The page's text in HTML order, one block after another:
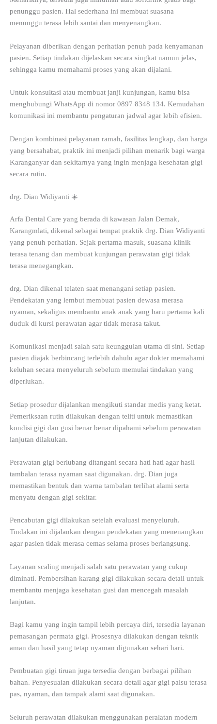
penunggu pasien. Hal sederhana ini membuat suasana
menunggu terasa lebih santai dan menyenangkan.
Pelayanan diberikan dengan perhatian penuh pada kenyamanan
pasien. Setiap tindakan dijelaskan secara singkat namun jelas,
sehingga kamu memahami proses yang akan dijalani.
Untuk konsultasi atau membuat janji kunjungan, kamu bisa
menghubungi WhatsApp di nomor 0897 8348 134. Kemudahan
komunikasi ini membantu pengaturan jadwal agar lebih efisien.
Dengan kombinasi pelayanan ramah, fasilitas lengkap, dan harga
yang bersahabat, praktik ini menjadi pilihan menarik bagi warga
Karanganyar dan sekitarnya yang ingin menjaga kesehatan gigi
secara rutin.
drg. Dian Widiyanti ☀️
Arfa Dental Care yang berada di kawasan Jalan Demak,
Karangmlati, dikenal sebagai tempat praktik drg. Dian Widiyanti
yang penuh perhatian. Sejak pertama masuk, suasana klinik
terasa tenang dan membuat kunjungan perawatan gigi tidak
terasa menegangkan.
drg. Dian dikenal telaten saat menangani setiap pasien.
Pendekatan yang lembut membuat pasien dewasa merasa
nyaman, sekaligus membantu anak anak yang baru pertama kali
duduk di kursi perawatan agar tidak merasa takut.
Komunikasi menjadi salah satu keunggulan utama di sini. Setiap
pasien diajak berbincang terlebih dahulu agar dokter memahami
keluhan secara menyeluruh sebelum memulai tindakan yang
diperlukan.
Setiap prosedur dijalankan mengikuti standar medis yang ketat.
Pemeriksaan rutin dilakukan dengan teliti untuk memastikan
kondisi gigi dan gusi benar benar dipahami sebelum perawatan
lanjutan dilakukan.
Perawatan gigi berlubang ditangani secara hati hati agar hasil
tambalan terasa nyaman saat digunakan. drg. Dian juga
memastikan bentuk dan warna tambalan terlihat alami serta
menyatu dengan gigi sekitar.
Pencabutan gigi dilakukan setelah evaluasi menyeluruh.
Tindakan ini dijalankan dengan pendekatan yang menenangkan
agar pasien tidak merasa cemas selama proses berlangsung.
Layanan scaling menjadi salah satu perawatan yang cukup
diminati. Pembersihan karang gigi dilakukan secara detail untuk
membantu menjaga kesehatan gusi dan mencegah masalah
lanjutan.
Bagi kamu yang ingin tampil lebih percaya diri, tersedia layanan
pemasangan permata gigi. Prosesnya dilakukan dengan teknik
aman dan hasil yang tetap nyaman digunakan sehari hari.
Pembuatan gigi tiruan juga tersedia dengan berbagai pilihan
bahan. Penyesuaian dilakukan secara detail agar gigi palsu terasa
pas, nyaman, dan tampak alami saat digunakan.
Seluruh perawatan dilakukan menggunakan peralatan modern